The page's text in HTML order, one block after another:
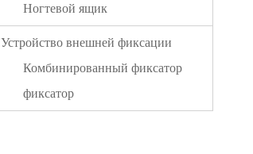
Ногтевой ящик
Устройство внешней фиксации
Комбинированный фиксатор
фиксатор